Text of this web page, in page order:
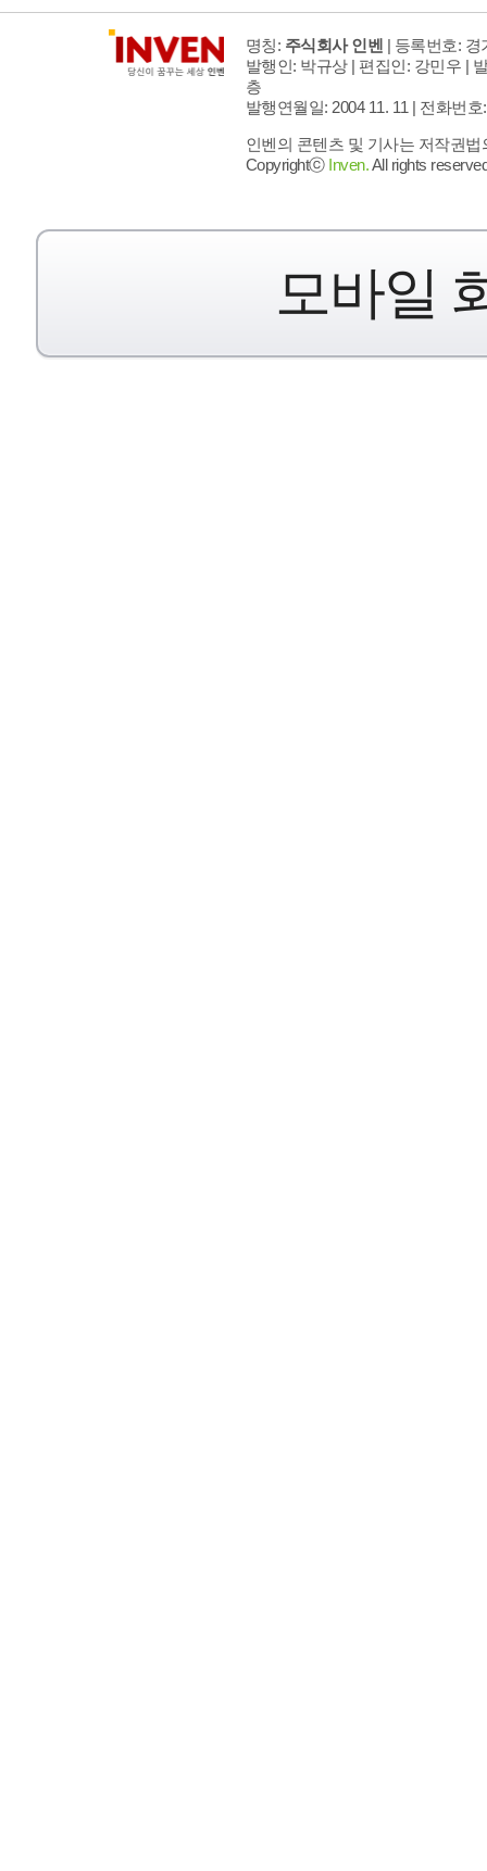
명칭: 주식회사 인벤 | 등록번호: 경
발행인: 박규상 | 편집인: 강민우 |
층
발행연월일: 2004 11. 11 | 전화번호
인벤의 콘텐츠 및 기사는 저작권
Copyrightⓒ Inven.All rights
모바일